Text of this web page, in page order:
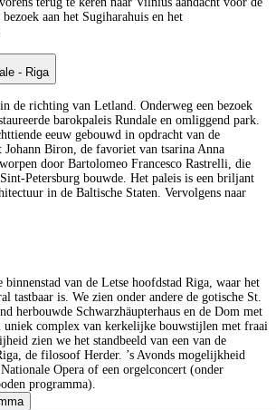
aan het Sugiharahuis en het
- Riga
de richting van Letland. Onderweg een bezoek
barokpaleis Rundale en omliggend park.
eeuw gebouwd in opdracht van de
Johann Biron, de favoriet van tsarina Anna
door Bartolomeo Francesco Rastrelli, die
Petersburg bouwde. Het paleis is een briljant
in de Baltische Staten. Vervolgens naar
binnenstad van de Letse hoofdstad Riga, waar het
tastbaar is. We zien onder andere de gotische St.
herbouwde Schwarzhäupterhaus en de Dom met
uniek complex van kerkelijke bouwstijlen met fraai
zien we het standbeeld van een van de
de filosoof Herder. ’s Avonds mogelijkheid
Opera of een orgelconcert (onder
programma).